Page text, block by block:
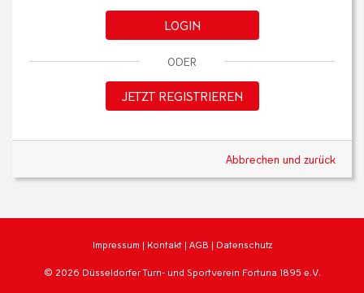
LOGIN
ODER
JETZT REGISTRIEREN
Abbrechen und zurück
Impressum | Kontakt | AGB | Datenschutz
© 2026 Düsseldorfer Turn- und Sportverein Fortuna 1895 e.V.